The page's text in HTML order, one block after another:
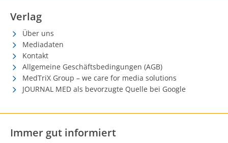
Verlag
Über uns
Mediadaten
Kontakt
Allgemeine Geschäftsbedingungen (AGB)
MedTriX Group – we care for media solutions
JOURNAL MED als bevorzugte Quelle bei Google
Immer gut informiert